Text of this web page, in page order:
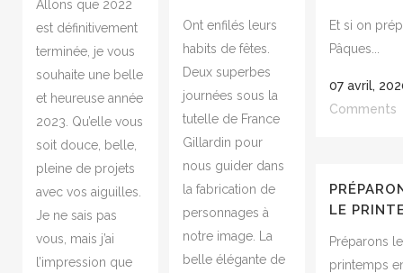
Allons que 2022
est définitivement
terminée, je vous
souhaite une belle
et heureuse année
2023. Qu’elle vous
soit douce, belle,
pleine de projets
avec vos aiguilles.
Je ne sais pas
vous, mais j’ai
l’impression que
Ont enfilés leurs
habits de fêtes.
Deux superbes
journées sous la
tutelle de France
Gillardin pour
nous guider dans
la fabrication de
personnages à
notre image. La
belle élégante de
Et si on
Pâques...
07 avril,
Comments
LE
Préparons le
printemps